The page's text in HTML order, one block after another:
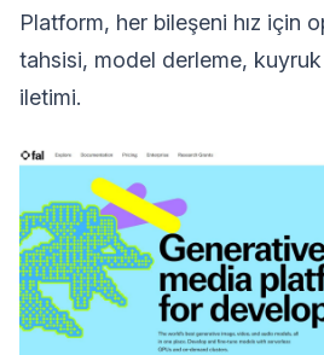
Platform, her bileşeni hız için
tahsisi, model derleme,
iletimi.